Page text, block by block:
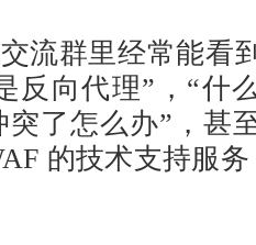
流群里经常能看
反向代理”，“什
突了怎么办”，甚
的技术支持服